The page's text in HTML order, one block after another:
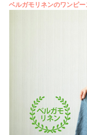
ベルガモリネンのワンピー